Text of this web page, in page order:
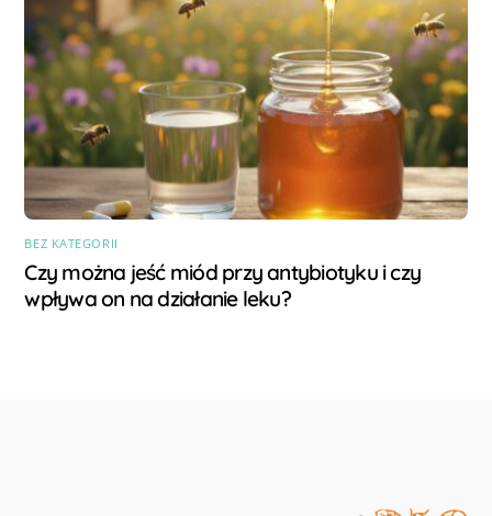
BEZ KATEGORII
Czy można jeść miód przy antybiotyku i czy
wpływa on na działanie leku?